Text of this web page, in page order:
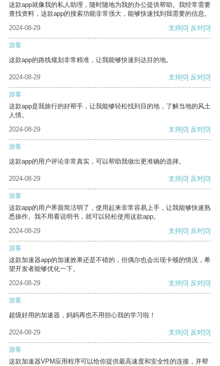
这款app就像我的私人助理，随时随地为我的办公提供帮助。我经常需要
查找资料，这款app的搜索功能非常强大，能够快速找到我需要的信息。
2024-08-29
支持[0] 反对[0]
游客
这款app的路线规划非常精准，让我能够快速到达目的地。
2024-08-29 支持[0] 反对[0]
游客
这款app是我旅行的好帮手，让我能够轻松找到目的地，了解当地的风土
人情。
2024-08-29
支持[0] 反对[0]
游客
这款app的用户评论非常真实，可以帮助我做出更准确的选择。
2024-08-29 支持[0] 反对[0]
游客
这款app的用户界面简洁明了，使用起来非常容易上手，让我能够快速熟
悉操作。我不用看说明书，就可以轻松使用这款app。
2024-08-29
支持[0] 反对[0]
游客
这款加速器app的加速效果还是不错的，但偶尔也会出现卡顿的情况，希
望开发者能够优化一下。
2024-08-29
支持[0] 反对[0]
游客
超级好用的加速器，妈妈再也不用担心我的学习啦！
2024-08-29 支持[0] 反对[0]
游客
这款加速器VPM应用程序可以给你提供最高速度和安全性的连接，并帮